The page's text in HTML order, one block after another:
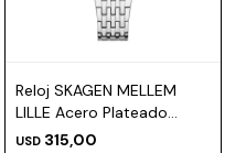
Reloj SKAGEN MELLEM
LILLE Acero Plateado
Esfera 28mm
USD 315,00